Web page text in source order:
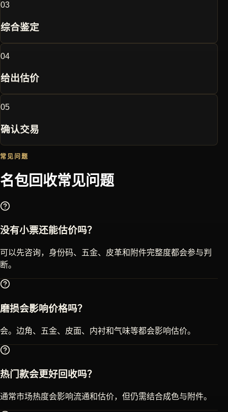
03
综合鉴定
04
给出估价
05
确认交易
常见问题
名包回收常见问题
没有小票还能估价吗？
可以先咨询，身份码、五金、皮革和附件完整度都会参与判
断。
磨损会影响价格吗？
会。边角、五金、皮面、内衬和气味等都会影响估价。
热门款会更好回收吗？
通常市场热度会影响流通和估价，但仍需结合成色与附件。